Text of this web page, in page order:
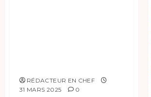
RÉDACTEUR EN CHEF
31 MARS 2025
0